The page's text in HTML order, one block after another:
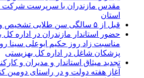
مقدس مازندران با سرپرست
استان
قبل از ۵ سالگی سن طلایی تشخیص و درمان تنبلی چشم
حضور استاندار مازندران در اداره
مناسبت زاد روز حکیم ابوعلی سینا
پزشکان شاغل در اداره کل بهزیستی
تجدید میثاق استاندار و مدیران و
آغاز هفته دولت و در راستای دومین